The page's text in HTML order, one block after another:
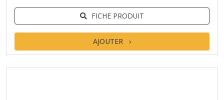
FICHE PRODUIT
AJOUTER